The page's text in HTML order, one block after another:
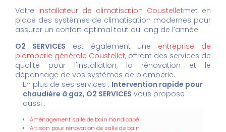
Votre installateur de climatisation Coustelletmet en
place des systèmes de climatisation modernes pour
assurer un confort optimal tout au long de l’année.
O2 SERVICES est également une entreprise de
plomberie générale Coustellet, offrant des services de
qualité pour l'installation, la rénovation et le
dépannage de vos systèmes de plomberie.
En plus de ses services : Intervention rapide pour
chaudière à gaz, O2 SERVICES vous propose
aussi :
Aménagement salle de bain handicapé
Artisan pour rénovation de salle de bain